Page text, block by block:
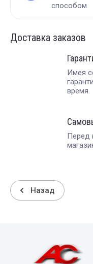
способом
Доставка заказов
Имея
время.
Перед
Назад